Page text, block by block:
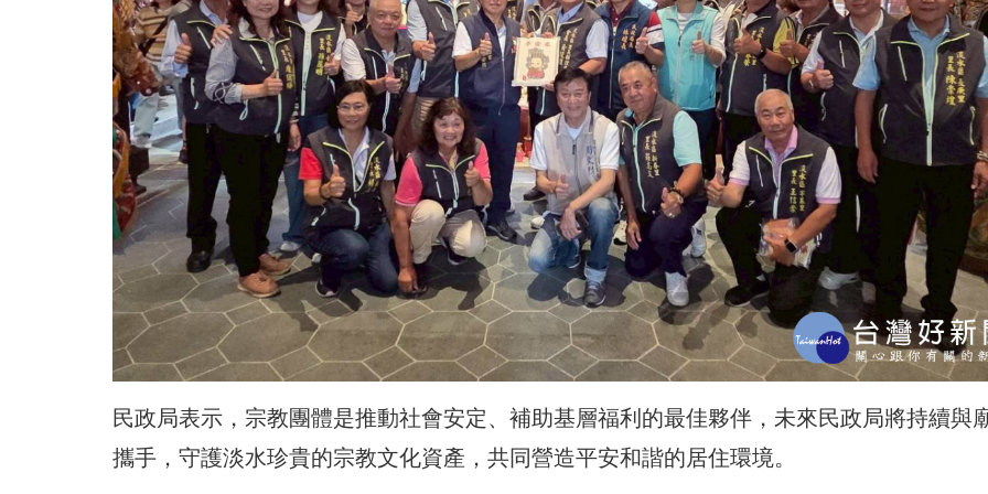
民政局表示，宗教團體是推動社會安定、補助基層福利的最佳夥伴，未來民政局將持續與
攜手，守護淡水珍貴的宗教文化資產，共同營造平安和諧的居住環境。